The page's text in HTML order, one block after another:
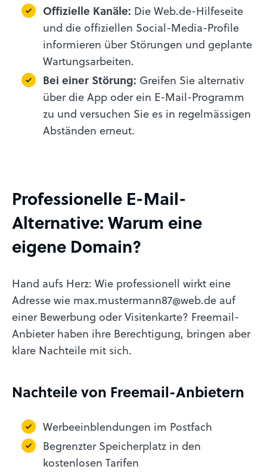
Offizielle Kanäle: Die Web.de-Hilfeseite
und die offiziellen Social-Media-Profile
informieren über Störungen und geplante
Wartungsarbeiten.
Bei einer Störung: Greifen Sie alternativ
über die App oder ein E-Mail-Programm
zu und versuchen Sie es in regelmässigen
Abständen erneut.
Professionelle E-Mail-
Alternative: Warum eine
eigene Domain?
Hand aufs Herz: Wie professionell wirkt eine
Adresse wie max.mustermann87@web.de auf
einer Bewerbung oder Visitenkarte? Freemail-
Anbieter haben ihre Berechtigung, bringen aber
klare Nachteile mit sich.
Nachteile von Freemail-Anbietern
Werbeeinblendungen im Postfach
Begrenzter Speicherplatz in den
kostenlosen Tarifen